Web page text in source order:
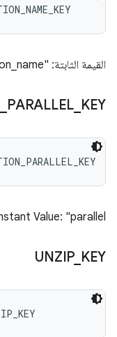
القيمة الثابتة: "option_name"
PARALLEL KEY
Value: "parallel"
UNZIP_ KEY